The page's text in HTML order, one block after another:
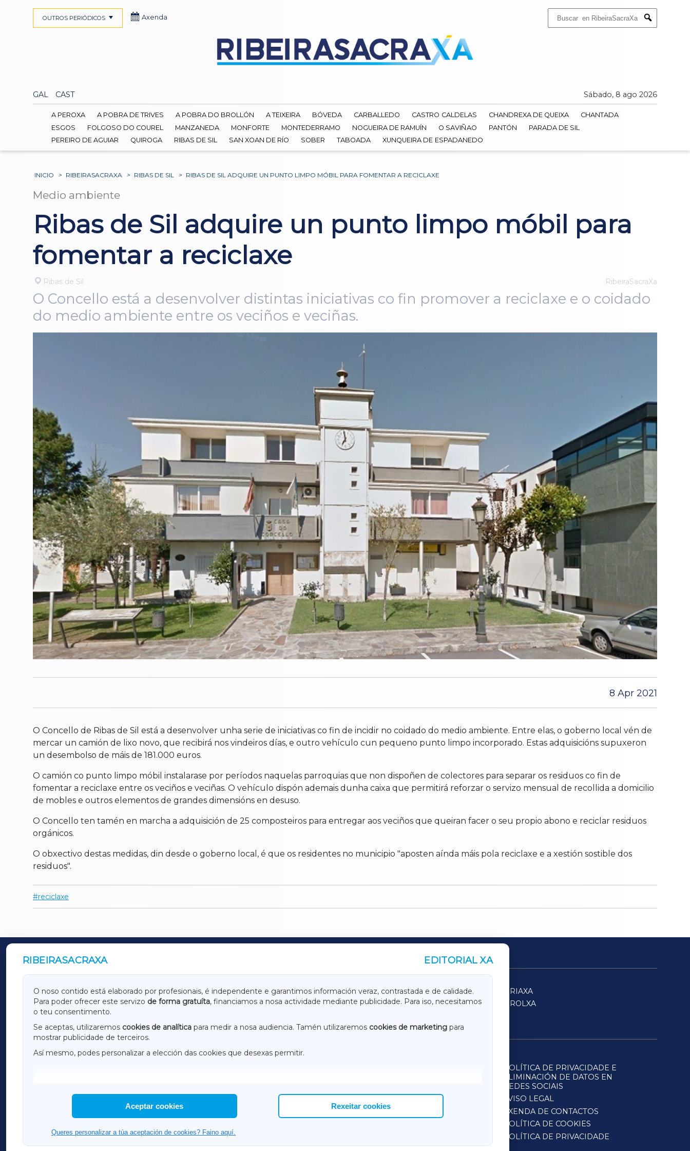
Submit
GAL CAST Sábado, 8 ago 2026
OUTROS PERIÓDICOS Axenda
A PEROXA A POBRA DE TRIVES A POBRA DO BROLLÓN A TEIXEIRA BÓVEDA CARBALLEDO CASTRO CALDELAS CHANDREXA DE QUEIXA
CHANTADA
ESGOS
FOLGOSO DO COUREL MANZANEDA MONFORTE MONTEDERRAMO NOGUEIRA DE RAMUÍN O SAVIÑAO PANTÓN
PARADA DE SIL
PEREIRO DE AGUIAR
QUIROGA RIBAS DE SIL SAN XOAN DE RÍO SOBER TABOADA XUNQUEIRA DE ESPADANEDO
INICIO > RIBEIRASACRAXA > RIBAS DE SIL > RIBAS DE SIL ADQUIRE UN PUNTO LIMPO MÓBIL PARA FOMENTAR A RECICLAXE
Medio ambiente
Ribas de Sil adquire un punto limpo móbil para
fomentar a reciclaxe
Ribas de Sil RibeiraSacraXa
O Concello está a desenvolver distintas iniciativas co fin promover a reciclaxe e o coidado
do medio ambiente entre os veciños e veciñas.
8 Apr 2021
O Concello de Ribas de Sil está a desenvolver unha serie de iniciativas co fin de incidir no coidado do medio ambiente. Entre elas, o goberno local vén de
mercar un camión de lixo novo, que recibirá nos vindeiros días, e outro vehículo cun pequeno punto limpo incorporado. Estas adquisicións supuxeron
un desembolso de máis de 181.000 euros.
O camión co punto limpo móbil instalarase por períodos naquelas parroquias que non dispoñen de colectores para separar os residuos co fin de
fomentar a reciclaxe entre os veciños e veciñas. O vehículo dispón ademais dunha caixa que permitirá reforzar o servizo mensual de recollida a domicilio
de mobles e outros elementos de grandes dimensións en desuso.
O Concello ten tamén en marcha a adquisición de 25 composteiros para entregar aos veciños que queiran facer o seu propio abono e reciclar residuos
orgánicos.
O obxectivo destas medidas, din desde o goberno local, é que os residentes no municipio "aposten aínda máis pola reciclaxe e a xestión sostible dos
residuos".
reciclaxe
RIBEIRASACRAXA EDITORIAL XA
O noso contido está elaborado por profesionais, é independente e garantimos información veraz, contrastada e de calidade.
Para poder ofrecer este servizo de forma gratuíta, financiamos a nosa actividade mediante publicidade. Para iso, necesitamos
o teu consentimento.
Se aceptas, utilizaremos cookies de analítica para medir a nosa audiencia. Tamén utilizaremos cookies de marketing para
mostrar publicidade de terceiros.
Así mesmo, podes personalizar a elección das cookies que desexas permitir.
Aceptar cookies Rexeitar cookies
Queres personalizar a túa aceptación de cookies? Faino aquí.
OUTROS PERIÓDICOS
GALICIAXA LUGOXA TERRACHAXA
SARRIAXA
AMARIÑAXA
RIBEIRASACRAXA ACORUÑAXA
FERROLXA
OURENSEXA
HEMEROTECA
POLÍTICA DE PRIVACIDADE E
ELIMINACIÓN DE DATOS EN
REDES SOCIAIS
AVISO LEGAL
AXENDA DE CONTACTOS
POLÍTICA DE COOKIES
POLÍTICA DE PRIVACIDADE